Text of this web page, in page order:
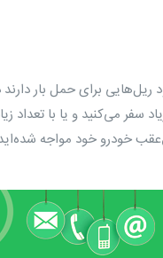
برای حمل بار
سفر می‌کنید و یا با تعداد
خودرو خود مواجه